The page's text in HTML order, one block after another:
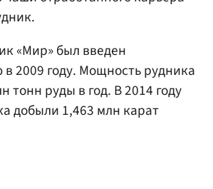
«Мир» был введен
2009 году. Мощность рудника
тонн руды в год. В 2014 году
добыли 1,463 млн карат